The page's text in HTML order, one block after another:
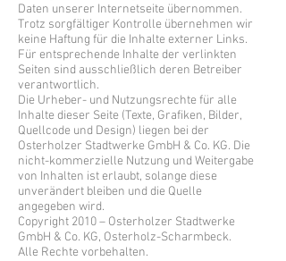
Daten unserer Internetseite übernommen.
Trotz sorgfältiger Kontrolle übernehmen wir
keine Haftung für die Inhalte externer Links.
Für entsprechende Inhalte der verlinkten
Seiten sind ausschließlich deren Betreiber
verantwortlich.
Die Urheber- und Nutzungsrechte für alle
Inhalte dieser Seite (Texte, Grafiken, Bilder,
Quellcode und Design) liegen bei der
Osterholzer Stadtwerke GmbH & Co. KG. Die
nicht-kommerzielle Nutzung und Weitergabe
von Inhalten ist erlaubt, solange diese
unverändert bleiben und die Quelle
angegeben wird.
Copyright 2010 – Osterholzer Stadtwerke
GmbH & Co. KG, Osterholz-Scharmbeck.
Alle Rechte vorbehalten.